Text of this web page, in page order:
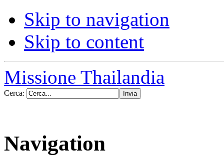
Skip to navigation
Skip to content
Missione Thailandia
Cerca:
Navigation